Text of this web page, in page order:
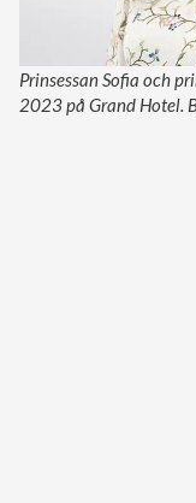
Prinsessan Sofia och
2023 på Grand Hotel.